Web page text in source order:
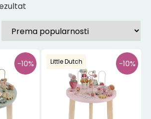
-10% Little Dutch -10%